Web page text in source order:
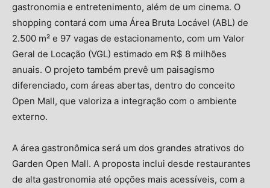
gastronomia e entretenimento, além de um cinema. O
shopping contará com uma Área Bruta Locável (ABL) de
2.500 m² e 97 vagas de estacionamento, com um Valor
Geral de Locação (VGL) estimado em R$ 8 milhões
anuais. O projeto também prevê um paisagismo
diferenciado, com áreas abertas, dentro do conceito
Open Mall, que valoriza a integração com o ambiente
externo.
A área gastronômica será um dos grandes atrativos do
Garden Open Mall. A proposta inclui desde restaurantes
de alta gastronomia até opções mais acessíveis, com a